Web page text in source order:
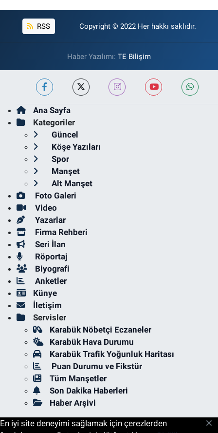
RSS Copyright © 2022 Her hakkı saklıdır.
Haber Yazılımı: TE Bilişim
Ana Sayfa
Kategoriler
Güncel
Köşe Yazıları
Spor
Manşet
Alt Manşet
Foto Galeri
Video
Yazarlar
Firma Rehberi
Seri İlan
Röportaj
Biyografi
Anketler
Künye
İletişim
Servisler
Karabük Nöbetçi Eczaneler
Karabük Hava Durumu
Karabük Trafik Yoğunluk Haritası
Puan Durumu ve Fikstür
Tüm Manşetler
Son Dakika Haberleri
Haber Arşivi
En iyi site deneyimi sağlamak için çerezlerden